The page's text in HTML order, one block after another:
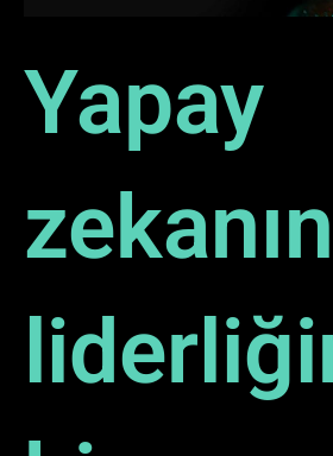
Yapay
zekanın